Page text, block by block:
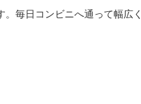
毎日コンビニへ通って幅広